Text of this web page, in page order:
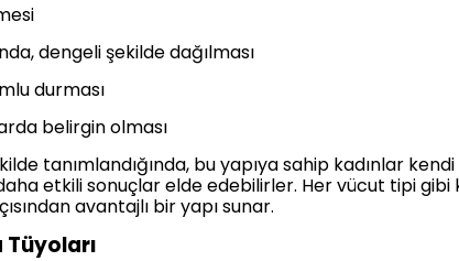
dengeli şekilde dağılması
durması
belirgin olması
tanımlandığında, bu yapıya sahip kadınlar
etkili sonuçlar elde edebilirler. Her vücut tipi
avantajlı bir yapı sunar.